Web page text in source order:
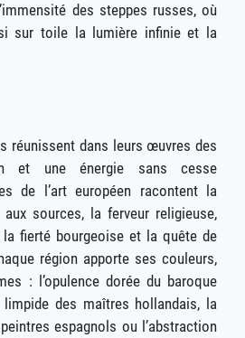
des steppes russes, où
sur toile la lumière infinie et la
réunissent dans leurs œuvres des
et une énergie sans cesse
de l’art européen racontent la
sources, la ferveur religieuse,
la fierté bourgeoise et la quête de
région apporte ses couleurs,
: l’opulence dorée du baroque
des maîtres hollandais, la
espagnols ou l’abstraction